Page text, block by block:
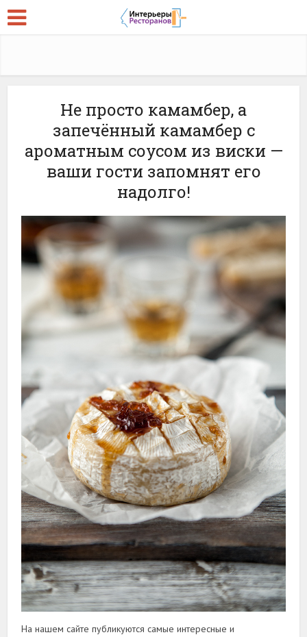
Не просто камамбер, а
запечённый камамбер с
ароматным соусом из виски —
ваши гости запомнят его
надолго!
На нашем сайте публикуются самые интересные и